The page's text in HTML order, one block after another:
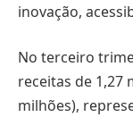
inovação,
No terceiro
receitas de 1,27
milhões),